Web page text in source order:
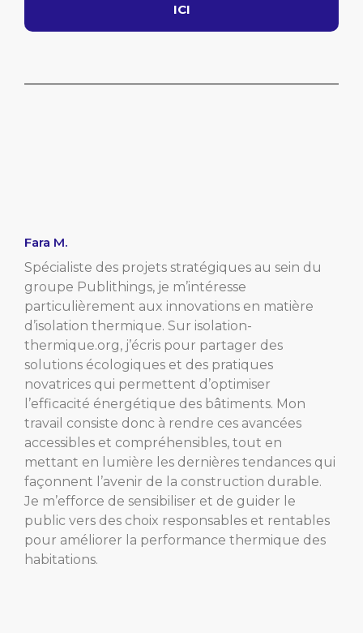
ICI
Fara M.
Spécialiste des projets stratégiques au sein du
groupe Publithings, je m’intéresse
particulièrement aux innovations en matière
d’isolation thermique. Sur isolation-
thermique.org, j’écris pour partager des
solutions écologiques et des pratiques
novatrices qui permettent d’optimiser
l’efficacité énergétique des bâtiments. Mon
travail consiste donc à rendre ces avancées
accessibles et compréhensibles, tout en
mettant en lumière les dernières tendances qui
façonnent l’avenir de la construction durable.
Je m’efforce de sensibiliser et de guider le
public vers des choix responsables et rentables
pour améliorer la performance thermique des
habitations.